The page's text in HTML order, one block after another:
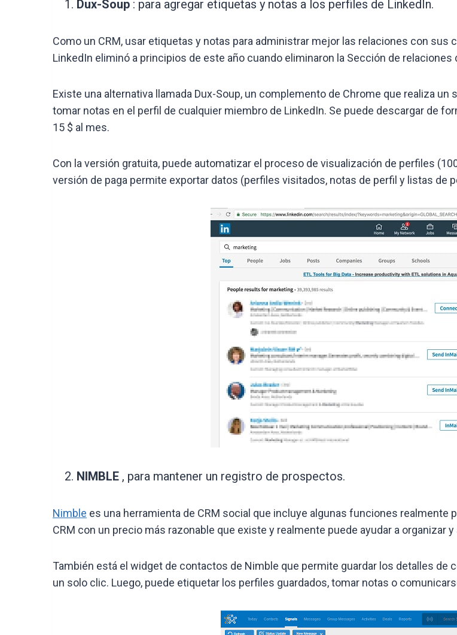
Dux-Soup : para agregar etiquetas y notas a los perfiles de LinkedIn.
Como un CRM, usar etiquetas y notas para administrar mejor las relaciones con
LinkedIn eliminó a principios de este año cuando eliminaron la Sección de relaciones
Existe una alternativa llamada Dux-Soup, un complemento de Chrome que realiza
tomar notas en el perfil de cualquier miembro de LinkedIn. Se puede descargar de
15 $ al mes.
Con la versión gratuita, puede automatizar el proceso de visualización de perfiles
versión de paga permite exportar datos (perfiles visitados, notas de perfil y listas de
NIMBLE , para mantener un registro de prospectos.
Nimble es una herramienta de CRM social que incluye algunas funciones realmente
CRM con un precio más razonable que existe y realmente puede ayudar a organizar
También está el widget de contactos de Nimble que permite guardar los detalles
un solo clic. Luego, puede etiquetar los perfiles guardados, tomar notas o